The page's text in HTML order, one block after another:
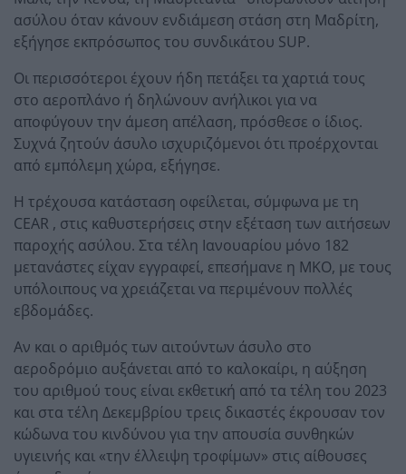
ασύλου όταν κάνουν ενδιάμεση στάση στη Μαδρίτη,
εξήγησε εκπρόσωπος του συνδικάτου SUP.
Οι περισσότεροι έχουν ήδη πετάξει τα χαρτιά τους
στο αεροπλάνο ή δηλώνουν ανήλικοι για να
αποφύγουν την άμεση απέλαση, πρόσθεσε ο ίδιος.
Συχνά ζητούν άσυλο ισχυριζόμενοι ότι προέρχονται
από εμπόλεμη χώρα, εξήγησε.
Η τρέχουσα κατάσταση οφείλεται, σύμφωνα με τη
CEAR , στις καθυστερήσεις στην εξέταση των αιτήσεων
παροχής ασύλου. Στα τέλη Ιανουαρίου μόνο 182
μετανάστες είχαν εγγραφεί, επεσήμανε η ΜΚΟ, με τους
υπόλοιπους να χρειάζεται να περιμένουν πολλές
εβδομάδες.
Αν και ο αριθμός των αιτούντων άσυλο στο
αεροδρόμιο αυξάνεται από το καλοκαίρι, η αύξηση
του αριθμού τους είναι εκθετική από τα τέλη του 2023
και στα τέλη Δεκεμβρίου τρεις δικαστές έκρουσαν τον
κώδωνα του κινδύνου για την απουσία συνθηκών
υγιεινής και «την έλλειψη τροφίμων» στις αίθουσες